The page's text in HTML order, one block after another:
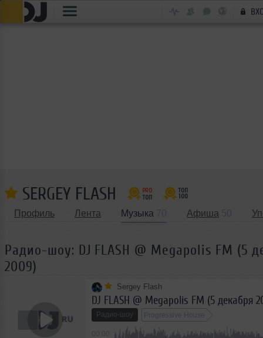
SERGEY FLASH
Профиль Лента Музыка Афиша
Радио-шоу: DJ FLASH @ Megapolis FM (5
2009)
Sergey Flash
DJ FLASH @ Megapolis FM (5 декабря
Радио-шоу Progressive House